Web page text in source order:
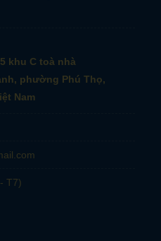
khu C toà nhà
phường Phú Thọ,
Nam
T7)